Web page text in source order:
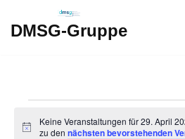
Zum
DMSG-Gruppe
Hinweis
Keine Veranstaltungen für 29. April
zu den nächsten bevorstehenden